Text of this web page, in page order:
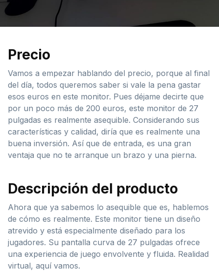
Precio
Vamos a empezar hablando del precio, porque al final
del día, todos queremos saber si vale la pena gastar
esos euros en este monitor. Pues déjame decirte que
por un poco más de 200 euros, este monitor de 27
pulgadas es realmente asequible. Considerando sus
características y calidad, diría que es realmente una
buena inversión. Así que de entrada, es una gran
ventaja que no te arranque un brazo y una pierna.
Descripción del producto
Ahora que ya sabemos lo asequible que es, hablemos
de cómo es realmente. Este monitor tiene un diseño
atrevido y está especialmente diseñado para los
jugadores. Su pantalla curva de 27 pulgadas ofrece
una experiencia de juego envolvente y fluida. Realidad
virtual, aquí vamos.